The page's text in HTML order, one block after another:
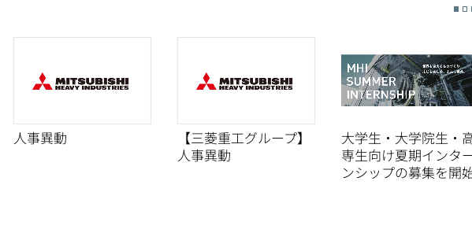
人事異動
【三菱重工グループ】
人事異動
大学生・大学院生・
専生向け夏期インタ
ンシップの募集を開